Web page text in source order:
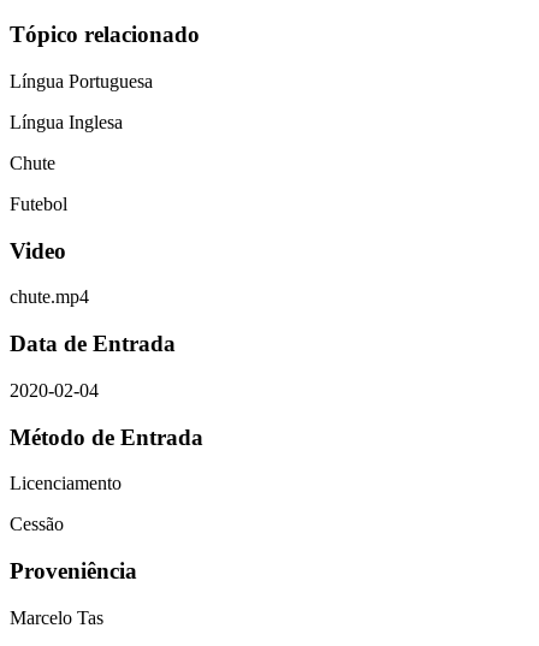
Tópico relacionado
Língua Portuguesa
Língua Inglesa
Chute
Futebol
Video
chute.mp4
Data de Entrada
2020-02-04
Método de Entrada
Licenciamento
Cessão
Proveniência
Marcelo Tas